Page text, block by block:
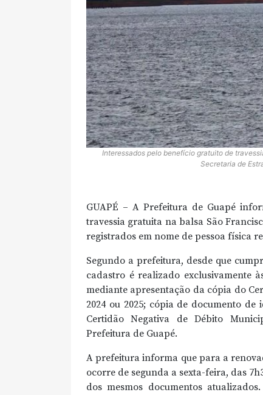
Interessados pelo benefício gratuito de
Secretaria de
GUAPÉ – A Prefeitura de Guapé
travessia gratuita na balsa São
registrados em nome de pessoa física
Segundo a prefeitura, desde que
cadastro é realizado exclusivamente
mediante apresentação da cópia do
2024 ou 2025; cópia de documento
Certidão Negativa de Débito
Prefeitura de Guapé.
A prefeitura informa que para a
ocorre de segunda a sexta-feira, das
dos mesmos documentos